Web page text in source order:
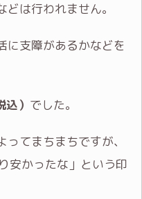
は行われません。
に支障があるかなどを
） でした。
てまちまちですが、
安かったな」という印